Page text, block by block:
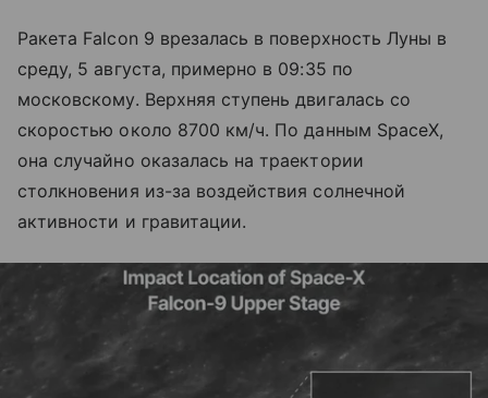
Ракета Falcon 9 врезалась в поверхность Луны в
среду, 5 августа, примерно в 09:35 по
московскому. Верхняя ступень двигалась со
скоростью около 8700 км/ч. По данным SpaceX,
она случайно оказалась на траектории
столкновения из-за воздействия солнечной
активности и гравитации.